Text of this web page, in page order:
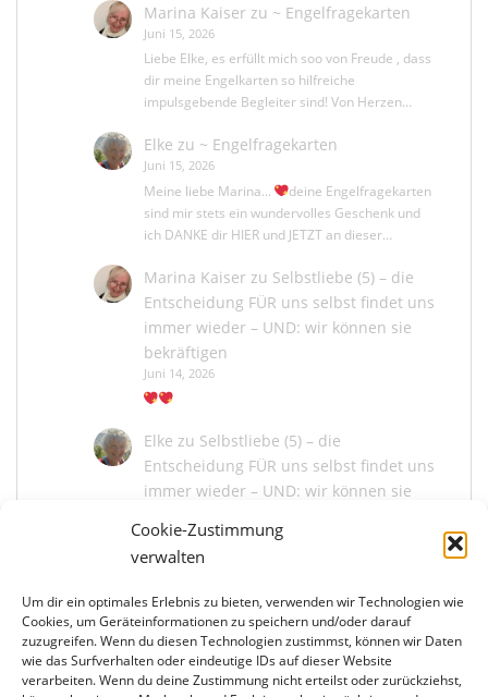
Cookie-Zustimmung
verwalten
Um dir ein optimales Erlebnis zu bieten, verwenden wir Technologien wie
Cookies, um Geräteinformationen zu speichern und/oder darauf
zuzugreifen. Wenn du diesen Technologien zustimmst, können wir Daten
wie das Surfverhalten oder eindeutige IDs auf dieser Website
verarbeiten. Wenn du deine Zustimmung nicht erteilst oder zurückziehst,
Marina Kaiserzu ~ Engelfragekarten
Juni 15, 2026
Liebe Elke, es erfüllt mich soo von Freude , dass
dir meine Engelkarten so hilfreiche
impulsgebende Begleiter sind! Von Herzen…
Elke zu ~ Engelfragekarten
Juni 15, 2026
Meine liebe Marina...
deine Engelfragekarten
sind mir stets ein wundervolles Geschenk und
ich DANKE dir HIER und JETZT an dieser…
Marina Kaiserzu Selbstliebe (5) – die
Entscheidung FÜR uns selbst findet uns
immer wieder – UND: wir können sie
bekräftigen
Juni 14, 2026
Elke zu Selbstliebe (5) – die
Entscheidung FÜR uns selbst findet uns
immer wieder – UND: wir können sie
Juni 13, 2026
Marina KaiserzuSelbstliebe (5) – die
Entscheidung FÜR uns selbst findet uns
immer wieder – UND: wir können sie
bekräftigen